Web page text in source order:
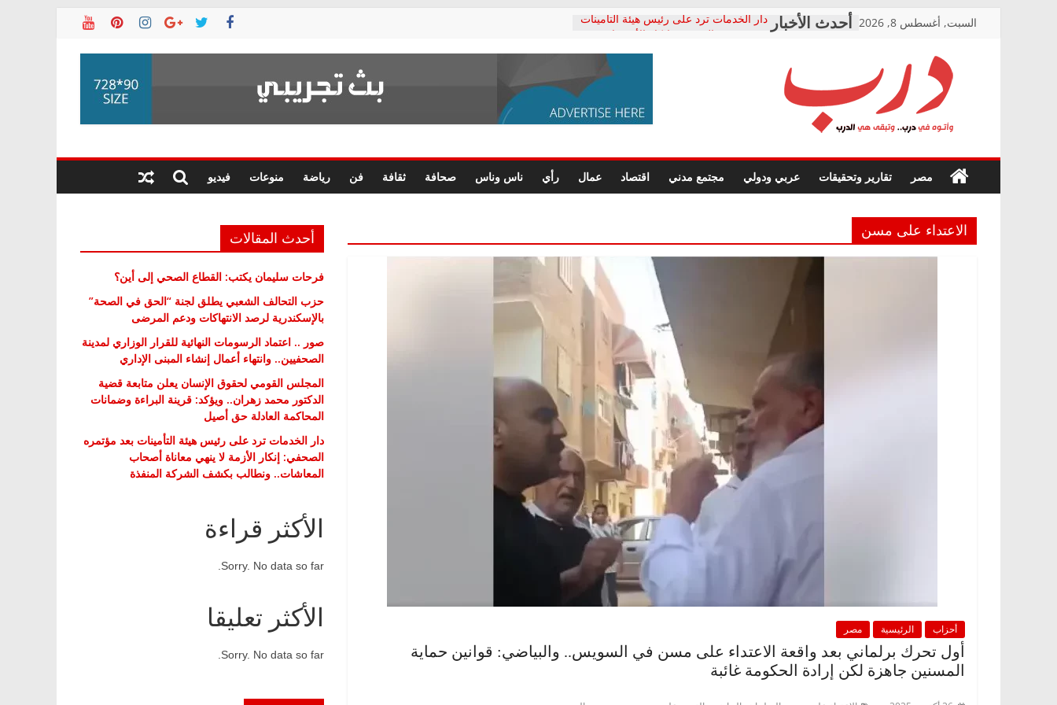
السبت, أغسطس 8, 2026
دار الخدمات ترد على رئيس هيئة التأمينات
معاناة أصحاب المعاشات.. ونطالب بكشف
فرحات سليمان يكتب: القطاع الصحي إلى
حزب التحالف الشعبي يطلق لجنة “الحق
صور .. اعتماد الرسومات النهائية للقرار
الوزاري لمدينة الصحفيين.. وانتهاء أعمال
إنشاء المبنى الإداري
قرينة البراءة وضمانات المحاكمة العادلة
حق أصيل
درب
في
درب..
هي
الدرب
مصر تقارير وتحقيقات عربي ودولي مجتمع مدني اقتصاد عمال رأي ناس وناس صحافة ثقافة فن رياضة منوعات فيديو
الاعتداء على مسن
أحزاب الرئيسية مصر
أول تحرك برلماني بعد واقعة الاعتداء على مسن في السويس.. والبياضي: قوانين حماية
المسنين جاهزة لكن إرادة الحكومة غائبة
أحدث المقالات
فرحات سليمان يكتب: القطاع الصحي إلى أين؟
حزب التحالف الشعبي يطلق لجنة “الحق في الصحة”
بالإسكندرية لرصد الانتهاكات ودعم المرضى
صور .. اعتماد الرسومات النهائية للقرار الوزاري لمدينة
الصحفيين.. وانتهاء أعمال إنشاء المبنى الإداري
المجلس القومي لحقوق الإنسان يعلن متابعة قضية
الدكتور محمد زهران.. ويؤكد: قرينة البراءة وضمانات
المحاكمة العادلة حق أصيل
دار الخدمات ترد على رئيس هيئة التأمينات بعد مؤتمره
الصحفي: إنكار الأزمة لا ينهي معاناة أصحاب
المعاشات.. ونطالب بكشف الشركة المنفذة
الأكثر قراءة
Sorry. No data so far.
الأكثر تعليقا
Sorry. No data so far.